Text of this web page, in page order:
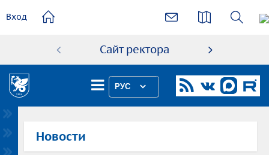
содержанию
Вход
Сайт ректора
РУС
Новости